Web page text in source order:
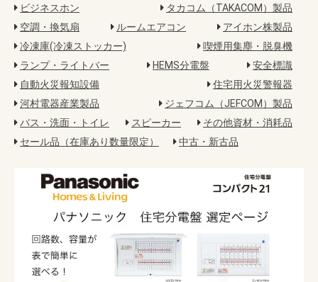
ビジネスホン
タカコム（TAKACOM）製品
空調・換気扇
ルームエアコン
アイホン株製品
冷凍庫(冷凍ストッカー)
喫煙用集塵・脱臭機
ランプ・ライトバー
HEMS分電盤
安全標識
自動火災報知設備
住宅用火災警報器
河村電器産業製品
ジェフコム（JEFCOM）製品
バス・洗面・トイレ
スピーカー
その他資材・消耗品
セール品（在庫あり数量限定）
中古・新古品